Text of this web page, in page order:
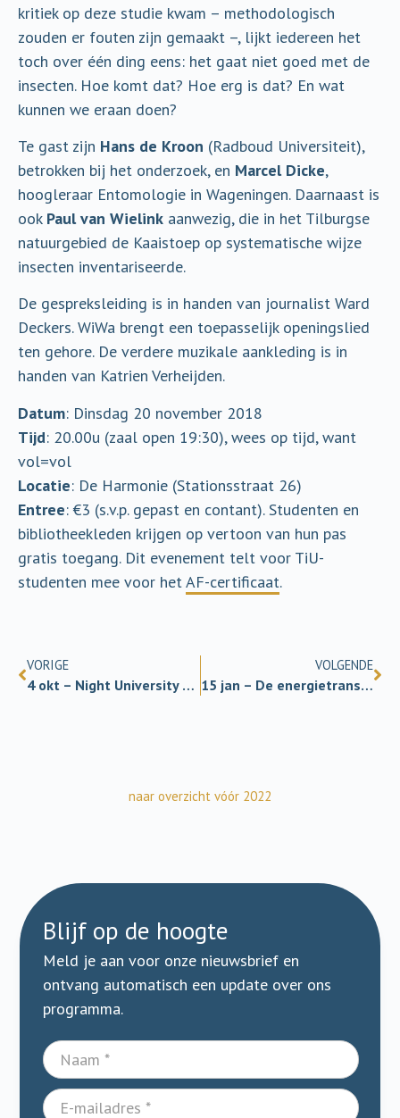
kritiek op deze studie kwam – methodologisch
zouden er fouten zijn gemaakt –, lijkt iedereen het
toch over één ding eens: het gaat niet goed met de
insecten. Hoe komt dat? Hoe erg is dat? En wat
kunnen we eraan doen?
Te gast zijn Hans de Kroon (Radboud Universiteit),
betrokken bij het onderzoek, en Marcel Dicke,
hoogleraar Entomologie in Wageningen. Daarnaast is
ook Paul van Wielink aanwezig, die in het Tilburgse
natuurgebied de Kaaistoep op systematische wijze
insecten inventariseerde.
De gespreksleiding is in handen van journalist Ward
Deckers. WiWa brengt een toepasselijk openingslied
ten gehore. De verdere muzikale aankleding is in
handen van Katrien Verheijden.
Datum: Dinsdag 20 november 2018
Tijd: 20.00u (zaal open 19:30), wees op tijd, want
vol=vol
Locatie: De Harmonie (Stationsstraat 26)
Entree: €3 (s.v.p. gepast en contant). Studenten en
bibliotheekleden krijgen op vertoon van hun pas
gratis toegang. Dit evenement telt voor TiU-
studenten mee voor hetAF-certificaat.
VORIGE
4 okt – Night University 2018
VOLGENDE
15 jan – De energietransitie
naar overzicht vóór 2022
Blijf op de hoogte
Meld je aan voor onze nieuwsbrief en
ontvang automatisch een update over ons
programma.